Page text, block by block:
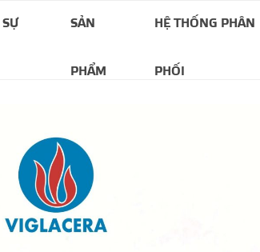
SẢN
PHẨM
HỆ THỐNG PHÂN
PHỐI